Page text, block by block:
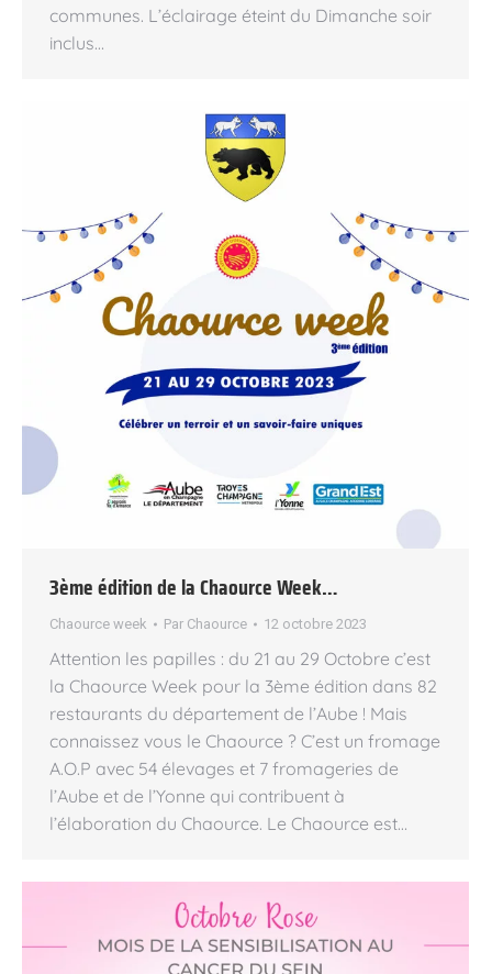
communes. L’éclairage éteint du Dimanche soir
inclus…
3ème édition de la Chaource Week…
Chaource week Par Chaource 12 octobre 2023
Attention les papilles : du 21 au 29 Octobre c’est
la Chaource Week pour la 3ème édition dans 82
restaurants du département de l’Aube ! Mais
connaissez vous le Chaource ? C’est un fromage
A.O.P avec 54 élevages et 7 fromageries de
l’Aube et de l’Yonne qui contribuent à
l’élaboration du Chaource. Le Chaource est…